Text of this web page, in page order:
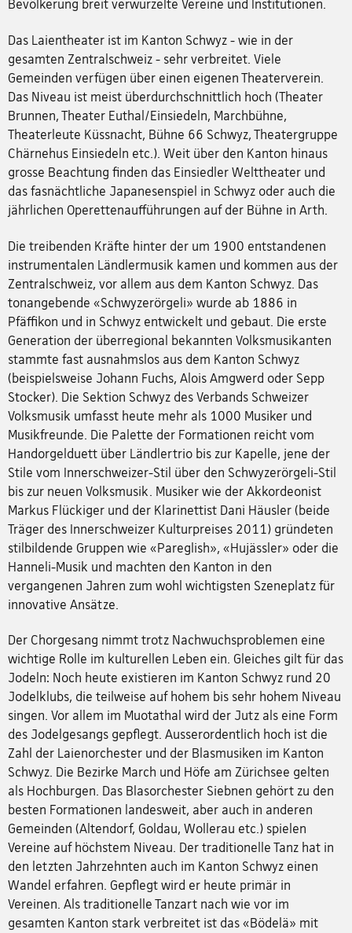
Bevölkerung breit verwurzelte Vereine und Institutionen.
Das Laientheater ist im Kanton Schwyz - wie in der
gesamten Zentralschweiz - sehr verbreitet. Viele
Gemeinden verfügen über einen eigenen Theaterverein.
Das Niveau ist meist überdurchschnittlich hoch (Theater
Brunnen, Theater Euthal/Einsiedeln, Marchbühne,
Theaterleute Küssnacht, Bühne 66 Schwyz, Theatergruppe
Chärnehus Einsiedeln etc.). Weit über den Kanton hinaus
grosse Beachtung finden das Einsiedler Welttheater und
das fasnächtliche Japanesenspiel in Schwyz oder auch die
jährlichen Operettenaufführungen auf der Bühne in Arth.
Die treibenden Kräfte hinter der um 1900 entstandenen
instrumentalen Ländlermusik kamen und kommen aus der
Zentralschweiz, vor allem aus dem Kanton Schwyz. Das
tonangebende «Schwyzerörgeli» wurde ab 1886 in
Pfäffikon und in Schwyz entwickelt und gebaut. Die erste
Generation der überregional bekannten Volksmusikanten
stammte fast ausnahmslos aus dem Kanton Schwyz
(beispielsweise Johann Fuchs, Alois Amgwerd oder Sepp
Stocker). Die Sektion Schwyz des Verbands Schweizer
Volksmusik umfasst heute mehr als 1000 Musiker und
Musikfreunde. Die Palette der Formationen reicht vom
Handorgelduett über Ländlertrio bis zur Kapelle, jene der
Stile vom Innerschweizer-Stil über den Schwyzerörgeli-Stil
bis zur neuen Volksmusik. Musiker wie der Akkordeonist
Markus Flückiger und der Klarinettist Dani Häusler (beide
Träger des Innerschweizer Kulturpreises 2011) gründeten
stilbildende Gruppen wie «Pareglish», «Hujässler» oder die
Hanneli-Musik und machten den Kanton in den
vergangenen Jahren zum wohl wichtigsten Szeneplatz für
innovative Ansätze.
Der Chorgesang nimmt trotz Nachwuchsproblemen eine
wichtige Rolle im kulturellen Leben ein. Gleiches gilt für das
Jodeln: Noch heute existieren im Kanton Schwyz rund 20
Jodelklubs, die teilweise auf hohem bis sehr hohem Niveau
singen. Vor allem im Muotathal wird der Jutz als eine Form
des Jodelgesangs gepflegt. Ausserordentlich hoch ist die
Zahl der Laienorchester und der Blasmusiken im Kanton
Schwyz. Die Bezirke March und Höfe am Zürichsee gelten
als Hochburgen. Das Blasorchester Siebnen gehört zu den
besten Formationen landesweit, aber auch in anderen
Gemeinden (Altendorf, Goldau, Wollerau etc.) spielen
Vereine auf höchstem Niveau. Der traditionelle Tanz hat in
den letzten Jahrzehnten auch im Kanton Schwyz einen
Wandel erfahren. Gepflegt wird er heute primär in
Vereinen. Als traditionelle Tanzart nach wie vor im
gesamten Kanton stark verbreitet ist das «Bödelä» mit